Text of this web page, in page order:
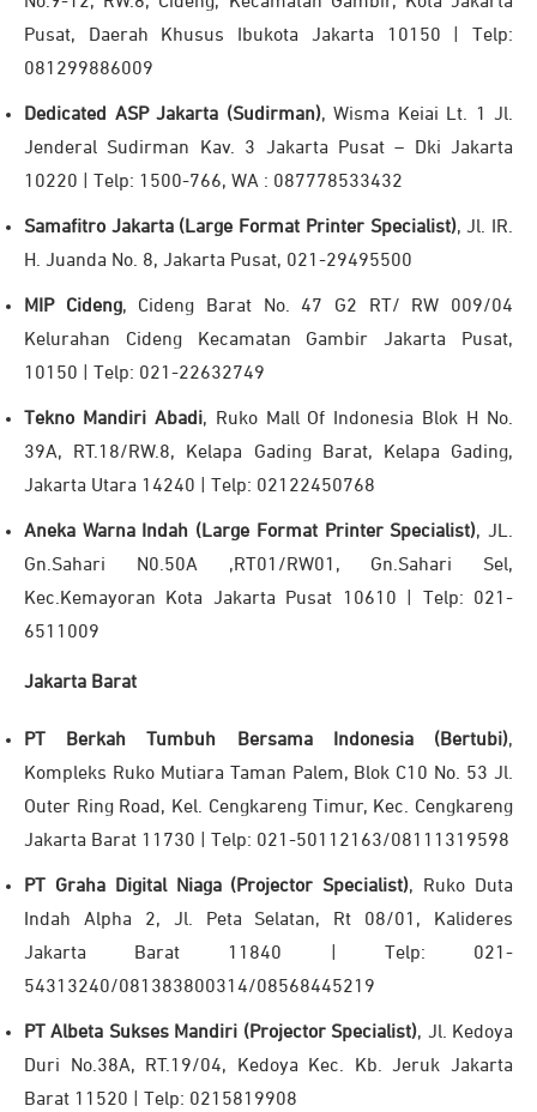
Pusat, Daerah Khusus Ibukota Jakarta 10150 | Telp:
081299886009
Dedicated ASP Jakarta (Sudirman), Wisma Keiai Lt. 1 Jl.
Jenderal Sudirman Kav. 3 Jakarta Pusat – Dki Jakarta
10220 | Telp: 1500-766, WA : 087778533432
Samafitro Jakarta (Large Format Printer Specialist), Jl. IR.
H. Juanda No. 8, Jakarta Pusat, 021-29495500
MIP Cideng, Cideng Barat No. 47 G2 RT/ RW 009/04
Kelurahan Cideng Kecamatan Gambir Jakarta Pusat,
10150 | Telp: 021-22632749
Tekno Mandiri Abadi, Ruko Mall Of Indonesia Blok H No.
39A, RT.18/RW.8, Kelapa Gading Barat, Kelapa Gading,
Jakarta Utara 14240 | Telp: 02122450768
Aneka Warna Indah (Large Format Printer Specialist), JL.
Gn.Sahari N0.50A ,RT01/RW01, Gn.Sahari Sel,
Kec.Kemayoran Kota Jakarta Pusat 10610 | Telp: 021-
6511009
Jakarta Barat
PT Berkah Tumbuh Bersama Indonesia (Bertubi),
Kompleks Ruko Mutiara Taman Palem, Blok C10 No. 53 Jl.
Outer Ring Road, Kel. Cengkareng Timur, Kec. Cengkareng
Jakarta Barat 11730 | Telp: 021-50112163/08111319598
PT Graha Digital Niaga (Projector Specialist), Ruko Duta
Indah Alpha 2, Jl. Peta Selatan, Rt 08/01, Kalideres
Jakarta Barat 11840 | Telp: 021-
54313240/081383800314/08568445219
PT Albeta Sukses Mandiri (Projector Specialist), Jl. Kedoya
Duri No.38A, RT.19/04, Kedoya Kec. Kb. Jeruk Jakarta
Barat 11520 | Telp: 0215819908